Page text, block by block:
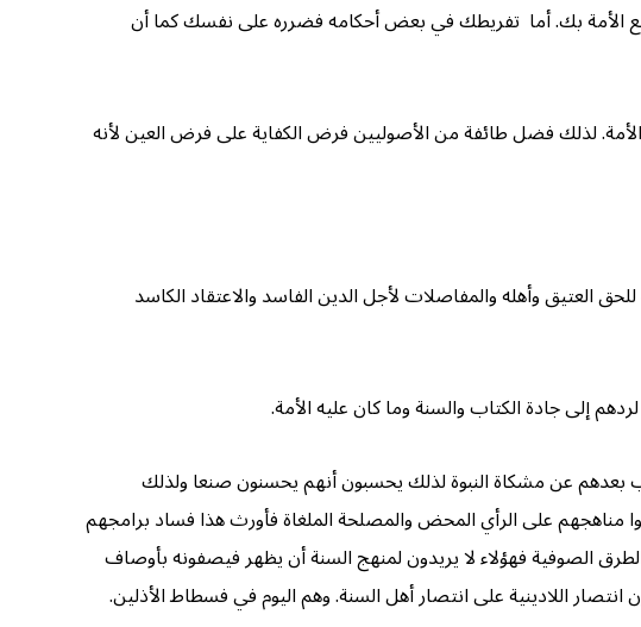
ينفع الأمة بك. أما تفريطك في بعض أحكامه فضرره على نفسك كما أن
لذلك فضل طائفة من الأصوليين فرض الكفاية على فرض العين لأنه
العتيق وأهله والمفاصلات لأجل الدين الفاسد والاعتقاد الكاسد
إلى جادة الكتاب والسنة وما كان عليه الأمة.
بعدهم عن مشكاة النبوة لذلك يحسبون أنهم يحسنون صنعا ولذلك
مناهجهم على الرأي المحض والمصلحة الملغاة فأورث هذا فساد برامجهم
الصوفية فهؤلاء لا يريدون لمنهج السنة أن يظهر فيصفونه بأوصاف
اللادينية على انتصار أهل السنة. وهم اليوم في فسطاط الأذلين.